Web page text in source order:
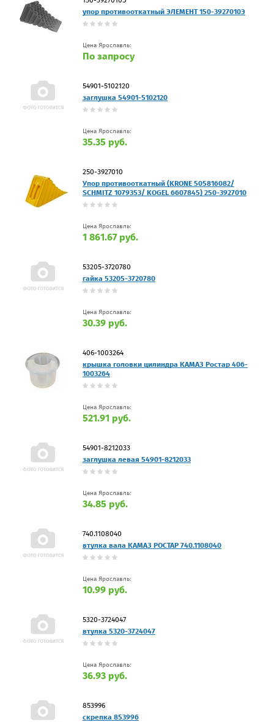
упор противооткатный ЭЛЕМЕНТ 150-3927010Э
Цена Ярославль:
По запросу
54901-5102120
заглушка 54901-5102120
Цена Ярославль:
35.35 руб.
250-3927010
Упор противооткатный (KRONE 505816082/
SCHMITZ 1079353/ KOGEL 6607845) 250-3927010
Цена Ярославль:
1 861.67 руб.
53205-3720780
гайка 53205-3720780
Цена Ярославль:
30.39 руб.
406-1003264
крышка головки цилиндра КАМАЗ Ростар 406-
1003264
Цена Ярославль:
521.91 руб.
54901-8212033
заглушка левая 54901-8212033
Цена Ярославль:
34.85 руб.
740.1108040
втулка вала КАМАЗ РОСТАР 740.1108040
Цена Ярославль:
10.99 руб.
5320-3724047
втулка 5320-3724047
Цена Ярославль:
36.93 руб.
853996
скрепка 853996